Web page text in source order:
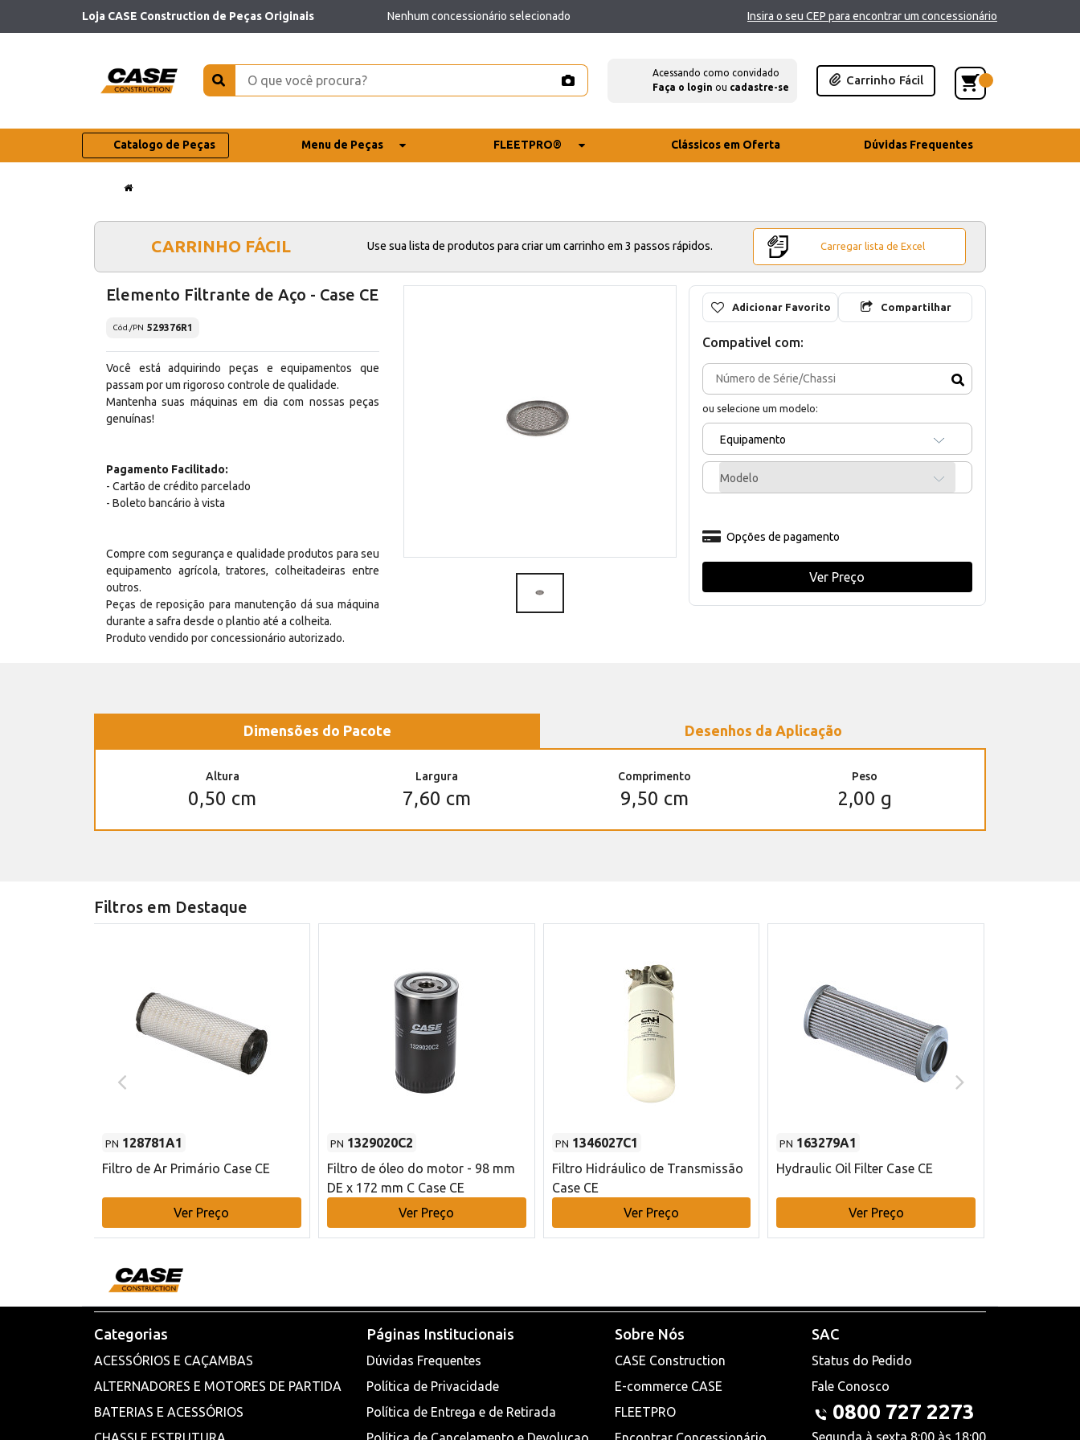
Loja CASE Construction de Peças Originais Nenhum concessionário selecionado Insira o seu CEP para encontrar um concessionário
Acessando como convidado
Faça o login ou cadastre-se
Carrinho Fácil
Catalogo de Peças Menu de Peças FLEETPRO® Clássicos em Oferta Dúvidas Frequentes
CARRINHO FÁCIL Use sua lista de produtos para criar um carrinho em 3 passos rápidos. Carregar lista de Excel
Elemento Filtrante de Aço - Case CE
Cód./PN 529376R1
Você está adquirindo peças e equipamentos que
passam por um rigoroso controle de qualidade.
Mantenha suas máquinas em dia com nossas peças
genuínas!
Pagamento Facilitado:
- Cartão de crédito parcelado
- Boleto bancário à vista
Compre com segurança e qualidade produtos para seu
equipamento agrícola, tratores, colheitadeiras entre
outros.
Peças de reposição para manutenção dá sua máquina
durante a safra desde o plantio até a colheita.
Produto vendido por concessionário autorizado.
Adicionar Favorito Compartilhar
Compativel com:
ou selecione um modelo:
Equipamento
Modelo
Opções de pagamento
Ver Preço
Dimensões do Pacote Desenhos da Aplicação
Altura
0,50 cm
Largura
7,60 cm
Comprimento
9,50 cm
Peso
2,00 g
Filtros em Destaque
PN 128781A1
Filtro de Ar Primário Case CE
Ver Preço
PN 1329020C2
Filtro de óleo do motor - 98 mm
DE x 172 mm C Case CE
Ver Preço
PN 1346027C1
Filtro Hidráulico de Transmissão
Case CE
Ver Preço
PN 163279A1
Hydraulic Oil Filter Case CE
Ver Preço
Categorias
ACESSÓRIOS E CAÇAMBAS
ALTERNADORES E MOTORES DE PARTIDA
BATERIAS E ACESSÓRIOS
Páginas Institucionais
Dúvidas Frequentes
Política de Privacidade
Política de Entrega e de Retirada
Sobre Nós
CASE Construction
E-commerce CASE
FLEETPRO
SAC
Status do Pedido
Fale Conosco
0800 727 2273
Segunda à sexta 8:00 às 18:00